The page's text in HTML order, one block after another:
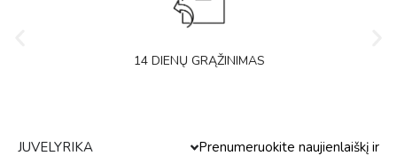
14 DIENŲ GRĄŽINIMAS
JUVELYRIKA
Prenumeruokite naujienlaiškį ir